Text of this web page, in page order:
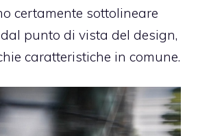
certamente sottolineare
punto di vista del design,
caratteristiche in comune.